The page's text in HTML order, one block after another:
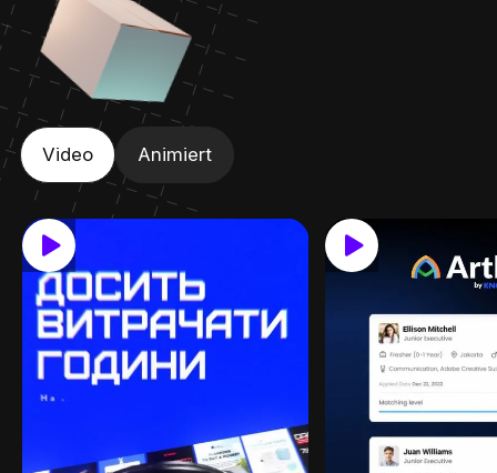
Animiert
Video